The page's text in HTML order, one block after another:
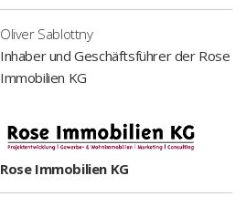
Oliver Sablottny
Inhaber und Geschäftsführer der Rose
Immobilien KG
Rose Immobilien KG